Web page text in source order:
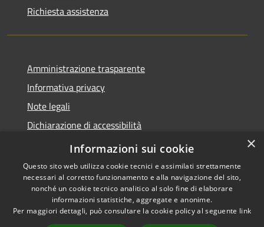
Richiesta assistenza
Amministrazione trasparente
Informativa privacy
Note legali
Dichiarazione di accessibilità
Dichiarazione di accessibilità App Municipium
Accessibilità
Copyright © 2026 • Comune di
Falcade • Powered by
×
Informazioni sui cookie
Questo sito web utilizza cookie tecnici e assimilati strettamente
necessari al corretto funzionamento e alla navigazione del sito,
nonché un cookie tecnico analitico al solo fine di elaborare
informazioni statistiche, aggregate e anonime.
Per maggiori dettagli, può consultare la cookie policy al seguente link